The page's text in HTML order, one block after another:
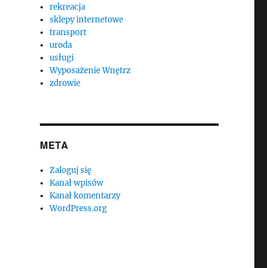
rekreacja
sklepy internetowe
transport
uroda
usługi
Wyposażenie Wnętrz
zdrowie
META
Zaloguj się
Kanał wpisów
Kanał komentarzy
WordPress.org